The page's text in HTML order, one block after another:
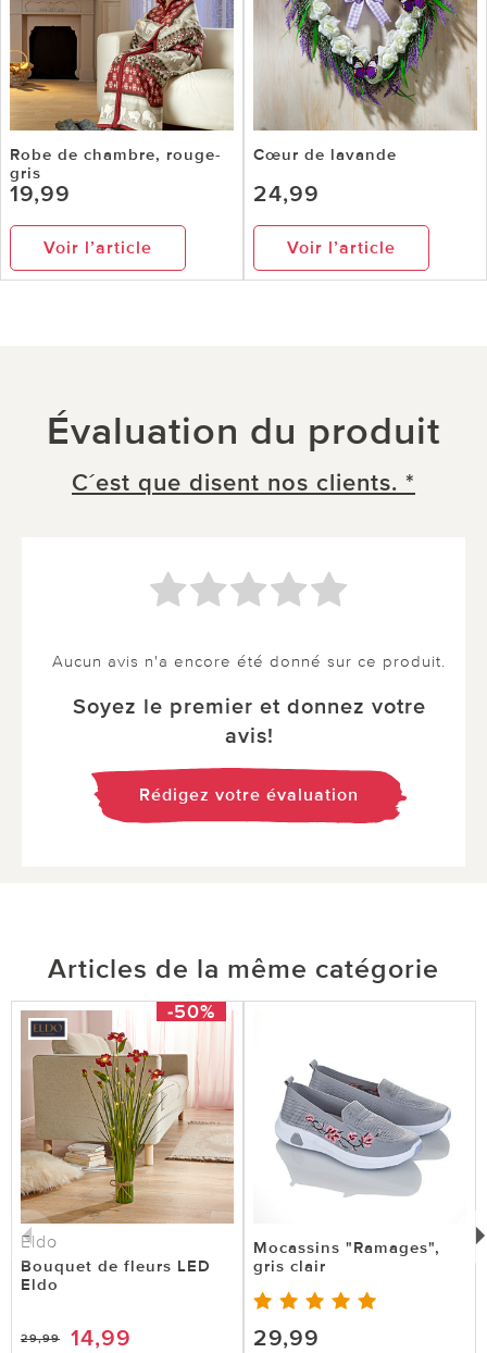
Robe de chambre, rouge-
gris
19,99
Voir l’article
Cœur de lavande
24,99
Voir l’article
Évaluation du produit
C´est que disent nos clients. *
Aucun avis n'a encore été donné sur ce produit.
Soyez le premier et donnez votre
avis!
Rédigez votre évaluation
Articles de la même catégorie
-50%
Eldo
Bouquet de fleurs LED
Eldo
29,99 14,99
Mocassins "Ramages",
gris clair
29,99